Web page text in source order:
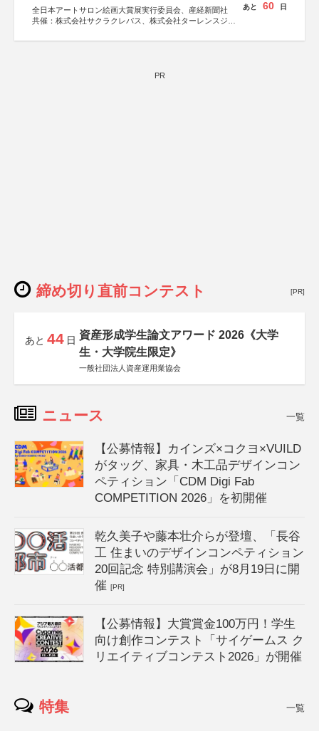
全日本アートサロン絵画大賞展実行委員会、産経新聞社
共催：株式会社サクラクレパス、株式会社ターレンスジャ
あと 60 日
PR
締め切り直前コンテスト [PR]
あと 44 日 資産形成学生論文アワード 2026《大学
生・大学院生限定》
一般社団法人資産運用業協会
ニュース 一覧
【公募情報】カインズ×コクヨ×VUILD
がタッグ、家具・木工品デザインコン
ペティション「CDM Digi Fab
COMPETITION 2026」を初開催
乾久美子や藤本壮介らが登壇、「長谷
工 住まいのデザインコンペティション
20回記念 特別講演会」が8月19日に開
催[PR]
【公募情報】大賞賞金100万円！学生
向け創作コンテスト「サイゲームス ク
リエイティブコンテスト2026」が開催
特集 一覧